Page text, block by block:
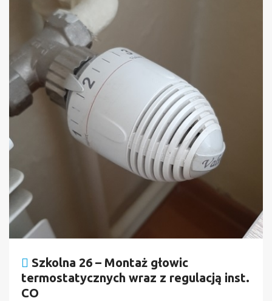
Szkolna 26 – Montaż głowic
termostatycznych wraz z regulacją inst.
CO